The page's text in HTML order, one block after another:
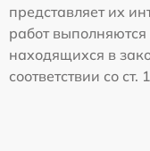
представляет их
работ выполняются
находящихся в
соответствии со